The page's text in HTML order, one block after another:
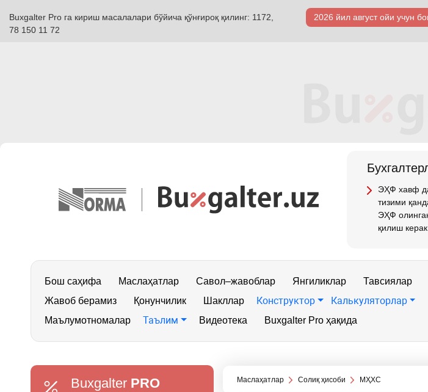
Buxgalter Pro га кириш масалалари бўйича қўнғироқ қилинг: 1172,
78 150 11 72
2026 йил август ойи учун
ЭҲФ хавф
тизими
ЭҲФ
қилиш керак
Бош саҳифа Маслаҳатлар Савол–жавоблар Янгиликлар
Тавсиялар
Жавоб берамиз
Қонунчилик Шакллар Конструктор Калькуляторлар
Маълумотномалар Таълим Видеотека Buxgalter Pro ҳақида
Buxgalter PRO Маслаҳатлар Солиқ ҳисоби МҲХС